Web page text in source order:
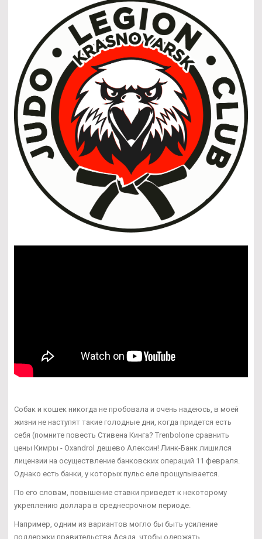
Собак и кошек никогда не пробовала и очень надеюсь, в моей
жизни не наступят такие голодные дни, когда придется есть
себя (помните повесть Стивена Кинга? Trenbolone сравнить
цены Кимры - Oxandrol дешево Алексин! Линк-Банк лишился
лицензии на осуществление банковских операций 11 февраля.
Однако есть банки, у которых пульс еле прощупывается.
По его словам, повышение ставки приведет к некоторому
укреплению доллара в среднесрочном периоде.
Например, одним из вариантов могло бы быть усиление
поддержки правительства Асада, чтобы одержать